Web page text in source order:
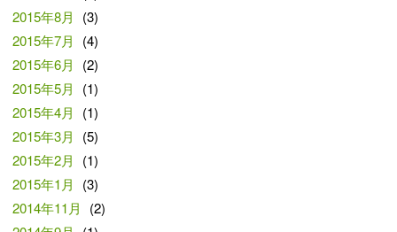
2015年8月
(3)
2015年7月
(4)
2015年6月
(2)
2015年5月
(1)
2015年4月
(1)
2015年3月
(5)
2015年2月
(1)
2015年1月
(3)
2014年11月
(2)